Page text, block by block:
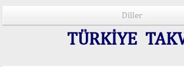
Diller
TÜRKİYE